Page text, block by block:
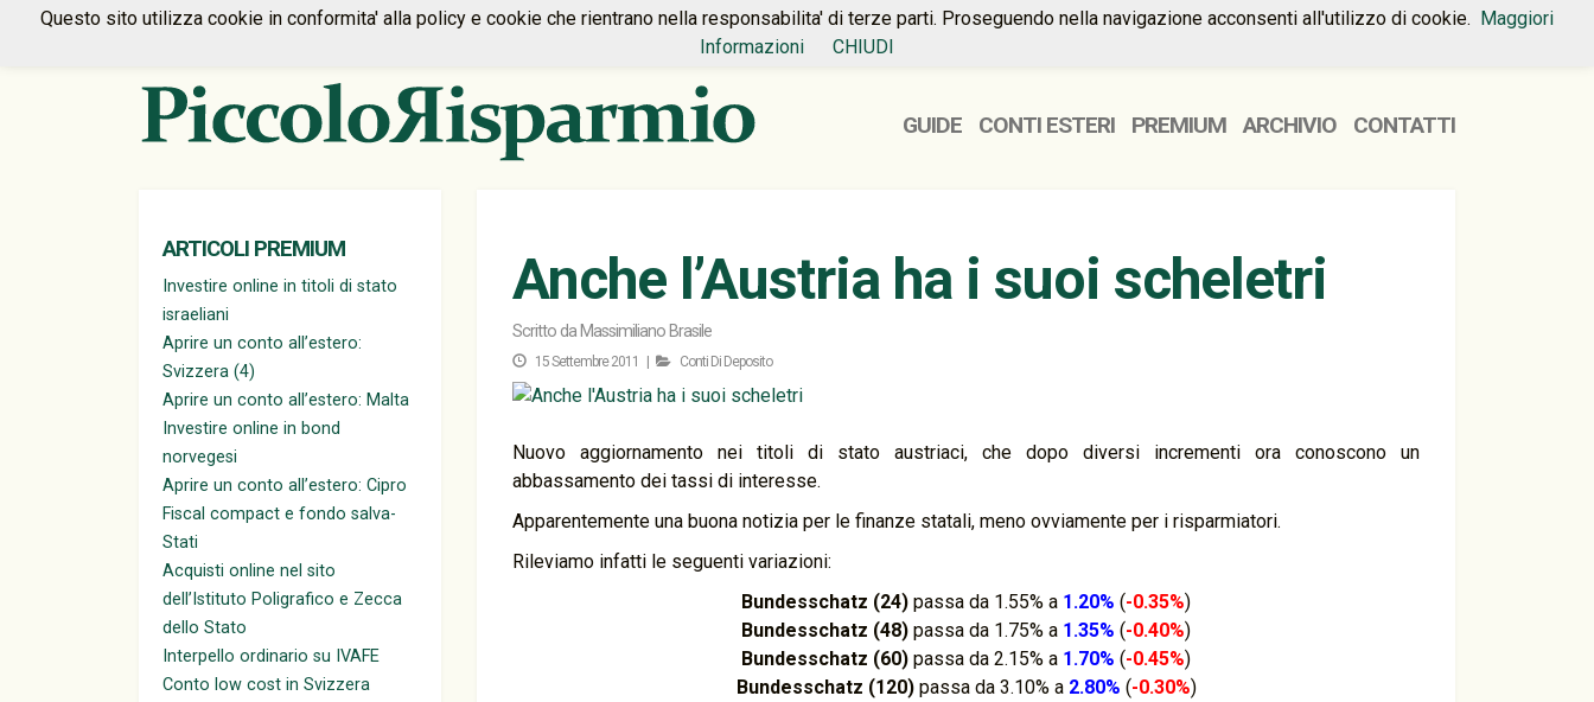
HOME PREMIUM CONTATTI
GUIDE CONTI ESTERI PREMIUM ARCHIVIO CONTATTI
ARTICOLI PREMIUM
Investire online in titoli di stato
israeliani
Aprire un conto all’estero:
Svizzera (4)
Aprire un conto all’estero: Malta
Investire online in bond
norvegesi
Aprire un conto all’estero: Cipro
Fiscal compact e fondo salva-
Stati
Acquisti online nel sito
dell’Istituto Poligrafico e Zecca
dello Stato
Interpello ordinario su IVAFE
Conto low cost in Svizzera
Anche l’Austria ha i suoi scheletri
Scritto da Massimiliano Brasile
15 Settembre 2011 | Conti Di Deposito
Nuovo aggiornamento nei titoli di stato austriaci, che dopo diversi incrementi ora conoscono un
abbassamento dei tassi di interesse.
Apparentemente una buona notizia per le finanze statali, meno ovviamente per i risparmiatori.
Rileviamo infatti le seguenti variazioni:
Bundesschatz (24) passa da 1.55% a 1.20% (-0.35%)
Bundesschatz (48) passa da 1.75% a 1.35% (-0.40%)
Bundesschatz (60) passa da 2.15% a 1.70% (-0.45%)
Bundesschatz (120)passa da 3.10% a 2.80% (-0.30%)
Questo sito utilizza cookie in conformita' alla policy e cookie che rientrano nella responsabilita' di terze parti. Proseguendo nella navigazione acconsenti all'utilizzo di cookie. Maggiori
Informazioni
CHIUDI